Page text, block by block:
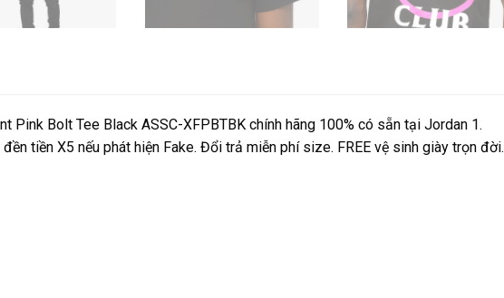
Pink Bolt Tee Black ASSC-XFPBTBK chính hãng 100% có sẵn tại Jordan 1.
tiền X5 nếu phát hiện Fake. Đổi trả miễn phí size. FREE vệ sinh giày trọn đời.